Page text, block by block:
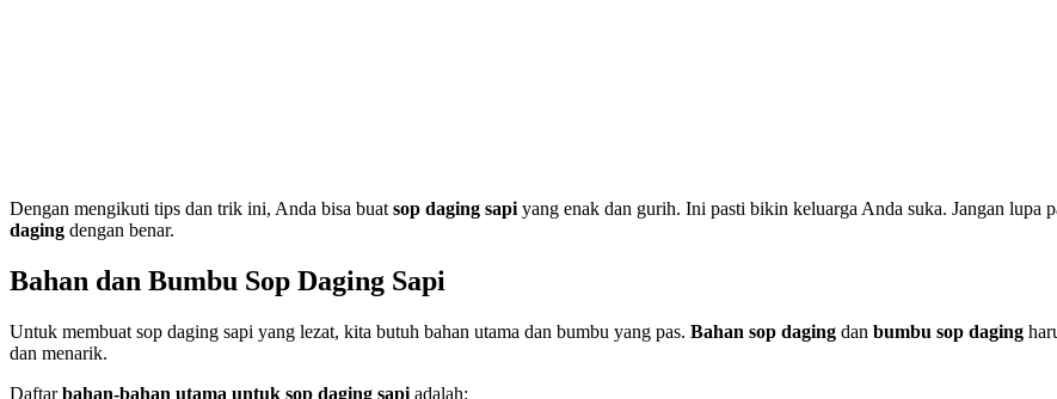
Dengan mengikuti tips dan trik ini, Anda bisa buat sop daging sapi yang enak dan gurih. Ini pasti bikin keluarga Anda suka. Jangan lupa
daging dengan benar.
Bahan dan Bumbu Sop Daging Sapi
Untuk membuat sop daging sapi yang lezat, kita butuh bahan utama dan bumbu yang pas. Bahan sop daging dan bumbu sop daging
dan menarik.
Daftarbahan-bahan utama untuk sop daging sapi adalah: